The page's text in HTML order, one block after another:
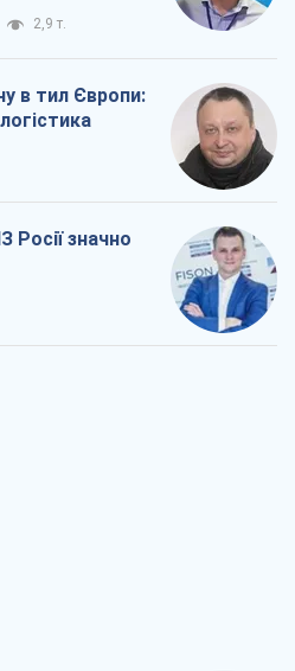
2,9 т.
в тил Європи:
Росії значно